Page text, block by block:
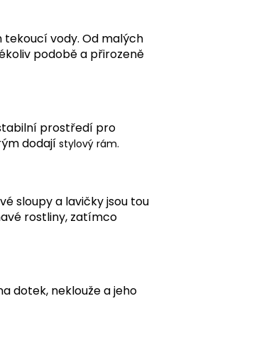
vody. Od malých
podobě a přirozeně
prostředí pro
dodají stylový rám.
sloupy a lavičky jsou tou
rostliny, zatímco
dotek, neklouže a jeho